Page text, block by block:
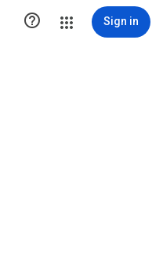
 Sign in